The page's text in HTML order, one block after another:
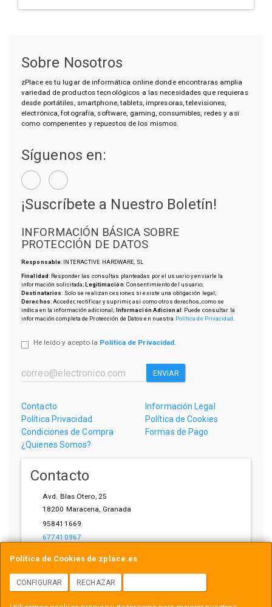
Política de Cookies de zplace.es
CONFIGURAR RECHAZAR
Sobre Nosotros
zPlace es tu lugar de informática online donde encontraras amplia
variedad de productos tecnológicos a las necesidades que requieras
desde portátiles, smartphone, tablets, impresoras, televisiones,
electrónica, fotografía, software, gaming, consumibles, redes y asi
como compenentes y repuestos de los mismos.
Síguenos en:
¡Suscríbete a Nuestro Boletín!
INFORMACIÓN BÁSICA SOBRE
PROTECCIÓN DE DATOS
Responsable: INTERACTIVE HARDWARE, SL
Finalidad: Responder las consultas planteadas por el usuario y enviarle la
información solicitada;Legitimación: Consentimiento del usuario;
Destinatarios: Solo se realizan cesiones si existe una obligación legal;
Derechos: Acceder, rectificar y suprimir, así como otros derechos, como se
indica en la información adicional; Información Adicional: Puede consultar la
información completa de Protección de Datos en nuestra Política de Privacidad
He leído y acepto la Política de Privacidad.
ENVIAR
Contacto
Información Legal
Política Privacidad
Política de Cookies
Condiciones de Compra
Formas de Pago
¿Quienes Somos?
Contacto
Avd. Blas Otero, 25
18200 Maracena, Granada
958411669
677410967
Horario